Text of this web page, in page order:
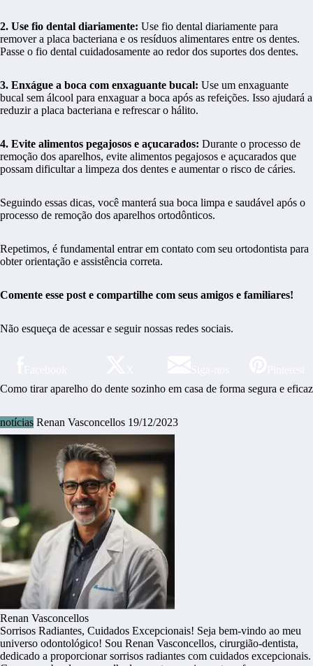
2. Use fio dental diariamente: Use fio dental diariamente para
remover a placa bacteriana e os resíduos alimentares entre os dentes.
Passe o fio dental cuidadosamente ao redor dos suportes dos dentes.
3. Enxágue a boca com enxaguante bucal: Use um enxaguante
bucal sem álcool para enxaguar a boca após as refeições. Isso ajudará a
reduzir a placa bacteriana e refrescar o hálito.
4. Evite alimentos pegajosos e açucarados: Durante o processo de
remoção dos aparelhos, evite alimentos pegajosos e açucarados que
possam dificultar a limpeza dos dentes e aumentar o risco de cáries.
Seguindo essas dicas, você manterá sua boca limpa e saudável após o
processo de remoção dos aparelhos ortodônticos.
Repetimos, é fundamental entrar em contato com seu ortodontista para
obter orientação e assistência correta.
Comente esse post e compartilhe com seus amigos e familiares!
Não esqueça de acessar e seguir nossas redes sociais.
Como tirar aparelho do dente sozinho em casa de forma segura e eficaz
notícias Renan Vasconcellos 19/12/2023
Renan Vasconcellos
Sorrisos Radiantes, Cuidados Excepcionais! Seja bem-vindo ao meu
universo odontológico! Sou Renan Vasconcellos, cirurgião-dentista,
dedicado a proporcionar sorrisos radiantes com cuidados excepcionais.